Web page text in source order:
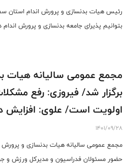
رئیس هیات بدنسازی و پرورش اندام استان
بتوانیم پذیرای جامعه بدنسازی و پرورش
مجمع عمومی سالیانه هیات
برگزار شد/ فیروزی: رفع
اولویت است/ علوی: افزایش
دستور کار باشد
1401/09/28
مجمع عمومی سالیانه هیات بدنسازی و پرورش
حضور مسئولان فدراسیون و مدیرکل ورزش و